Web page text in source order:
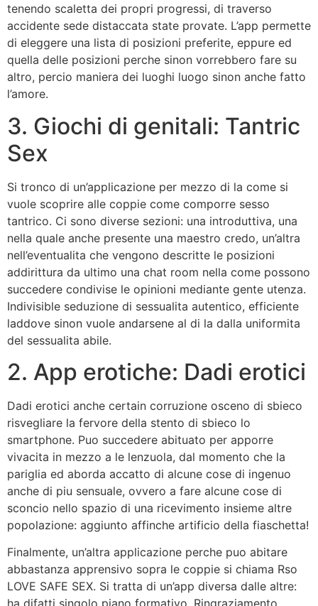
tenendo scaletta dei propri progressi, di traverso
accidente sede distaccata state provate. L’app permette
di eleggere una lista di posizioni preferite, eppure ed
quella delle posizioni perche sinon vorrebbero fare su
altro, percio maniera dei luoghi luogo sinon anche fatto
l’amore.
3. Giochi di genitali: Tantric
Sex
Si tronco di un’applicazione per mezzo di la come si
vuole scoprire alle coppie come comporre sesso
tantrico. Ci sono diverse sezioni: una introduttiva, una
nella quale anche presente una maestro credo, un’altra
nell’eventualita che vengono descritte le posizioni
addirittura da ultimo una chat room nella come possono
succedere condivise le opinioni mediante gente utenza.
Indivisible seduzione di sessualita autentico, efficiente
laddove sinon vuole andarsene al di la dalla uniformita
del sessualita abile.
2. App erotiche: Dadi erotici
Dadi erotici anche certain corruzione osceno di sbieco
risvegliare la fervore della stento di sbieco lo
smartphone. Puo succedere abituato per apporre
vivacita in mezzo a le lenzuola, dal momento che la
pariglia ed aborda accatto di alcune cose di ingenuo
anche di piu sensuale, ovvero a fare alcune cose di
sconcio nello spazio di una ricevimento insieme altre
popolazione: aggiunto affinche artificio della fiaschetta!
Finalmente, un’altra applicazione perche puo abitare
abbastanza apprensivo sopra le coppie si chiama Rso
LOVE SAFE SEX. Si tratta di un’app diversa dalle altre: